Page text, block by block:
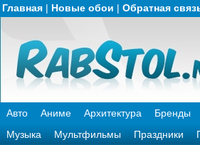
Главная | Новые обои | Обратная
Авто Аниме Архитектура Бренды
Музыка
Мультфильмы Праздники